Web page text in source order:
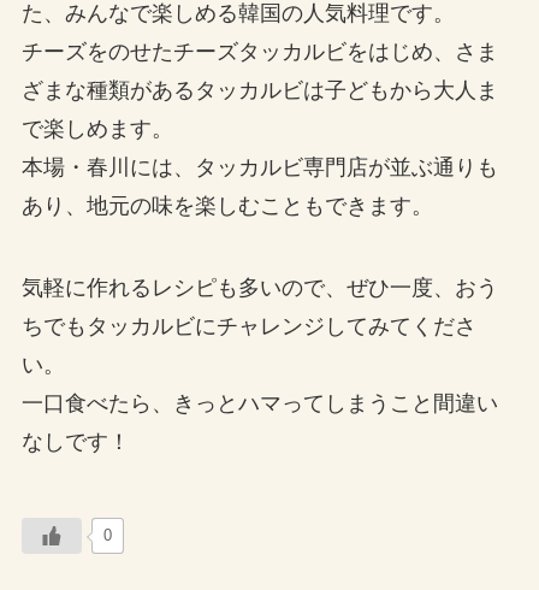
た、みんなで楽しめる韓国の人気料理です。
チーズをのせたチーズタッカルビをはじめ、さま
ざまな種類があるタッカルビは子どもから大人ま
で楽しめます。
本場・春川には、タッカルビ専門店が並ぶ通りも
あり、地元の味を楽しむこともできます。
気軽に作れるレシピも多いので、ぜひ一度、おう
ちでもタッカルビにチャレンジしてみてくださ
い。
一口食べたら、きっとハマってしまうこと間違い
なしです！
0